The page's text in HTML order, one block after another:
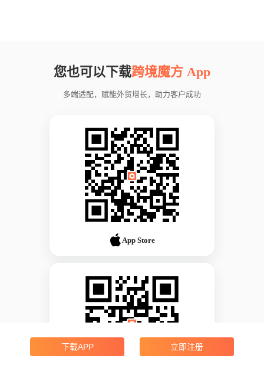
您也可以下载跨境魔方 App
多端适配，赋能外贸增长，助力客户成功
App Store
下载APP 立即注册